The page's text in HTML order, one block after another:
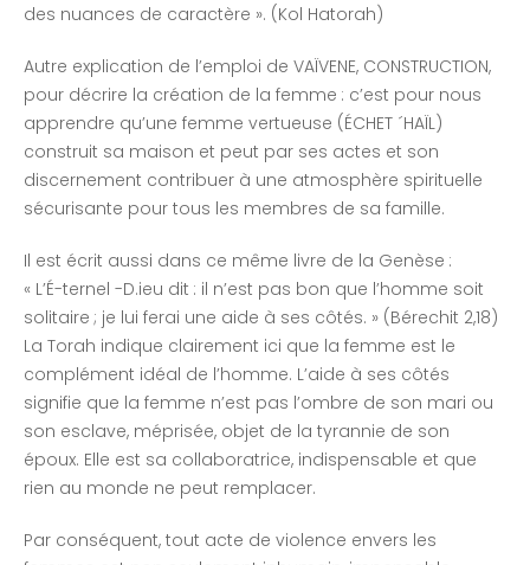
des nuances de caractère ». (Kol Hatorah)
Autre explication de l’emploi de VAÏVENE, CONSTRUCTION,
pour décrire la création de la femme : c’est pour nous
apprendre qu’une femme vertueuse (ÉCHET ´HAÏL)
construit sa maison et peut par ses actes et son
discernement contribuer à une atmosphère spirituelle
sécurisante pour tous les membres de sa famille.
Il est écrit aussi dans ce même livre de la Genèse :
« L’É-ternel -D.ieu dit : il n’est pas bon que l’homme soit
solitaire ; je lui ferai une aide à ses côtés. » (Bérechit 2,18)
La Torah indique clairement ici que la femme est le
complément idéal de l’homme. L’aide à ses côtés
signifie que la femme n’est pas l’ombre de son mari ou
son esclave, méprisée, objet de la tyrannie de son
époux. Elle est sa collaboratrice, indispensable et que
rien au monde ne peut remplacer.
Par conséquent, tout acte de violence envers les